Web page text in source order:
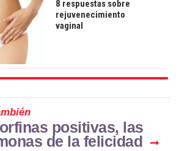
8 respuestas sobre
rejuvenecimiento
vaginal
positivas, las
de la felicidad